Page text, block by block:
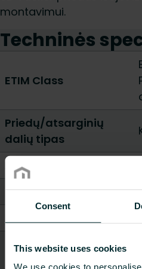
Consent
This website uses cookies
We use cookies to
montavimui.
Techninės
ETIM Class
Priedų/atsarginių
dalių tipas
Aukštis [mm]
8Plotis / Ilgis [mm]
Gylis [mm]
Svoris [kg]